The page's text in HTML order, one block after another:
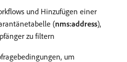
und Hinzufügen einer
(nms:address),
zu filtern
um